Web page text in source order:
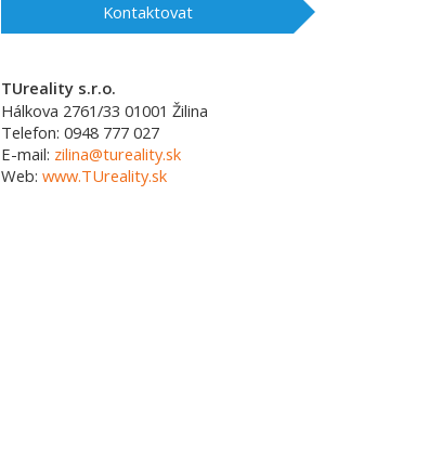
Kontaktovat
TUreality s.r.o.
Hálkova 2761/33 01001 Žilina
Telefon: 0948 777 027
E-mail: zilina@tureality.sk
Web: www.TUreality.sk